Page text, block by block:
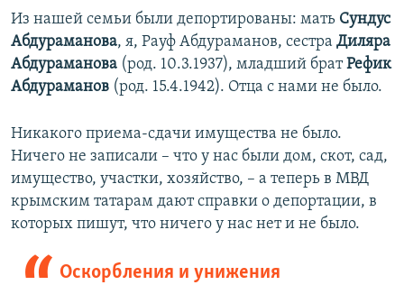
Из нашей семьи были депортированы: мать Сундус
Абдураманова, я, Рауф Абдураманов, сестра Диляра
Абдураманова (род. 10.3.1937), младший братРефик
Абдураманов (род. 15.4.1942). Отца с нами не было.
Никакого приема-сдачи имущества не было.
Ничего не записали – что у нас были дом, скот, сад,
имущество, участки, хозяйство, – а теперь в МВД
крымским татарам дают справки о депортации, в
которых пишут, что ничего у нас нет и не было.
Оскорбления и унижения